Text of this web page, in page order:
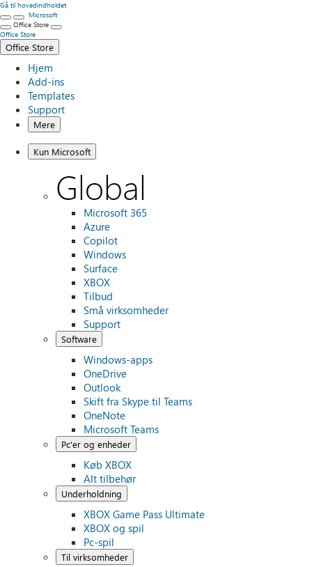
Gå til hovedindholdet
Microsoft
Office Store
Office Store
Office Store
Hjem
Add-ins
Templates
Support
Mere
Kun Microsoft
Global
Microsoft 365
Azure
Copilot
Windows
Surface
XBOX
Tilbud
Små virksomheder
Support
Software
Windows-apps
OneDrive
Outlook
Skift fra Skype til Teams
OneNote
Microsoft Teams
Pc'er og enheder
Køb XBOX
Alt tilbehør
Underholdning
XBOX Game Pass Ultimate
XBOX og spil
Pc-spil
Til virksomheder